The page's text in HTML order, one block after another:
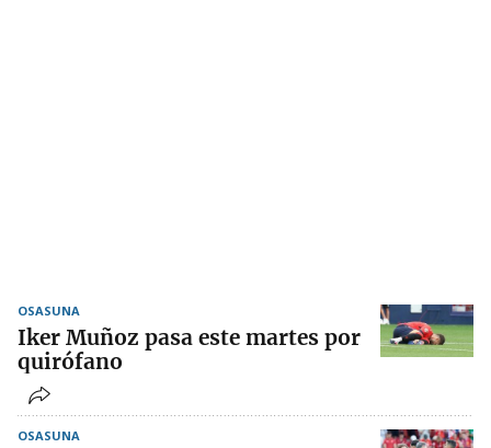
OSASUNA
Iker Muñoz pasa este martes por
quirófano
OSASUNA